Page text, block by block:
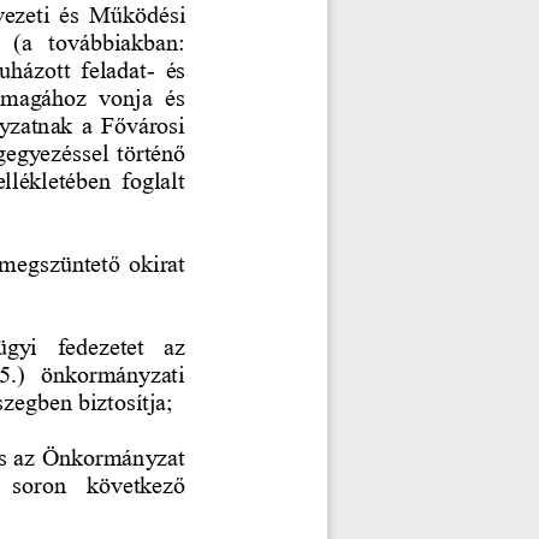
és  Működési
továbbiakban:
feladat- és
vonja  és
a Fővárosi
történő
foglalt
okirat
fedezetet  az
önkormányzati
biztosítja;
az Önkormányzat
következő